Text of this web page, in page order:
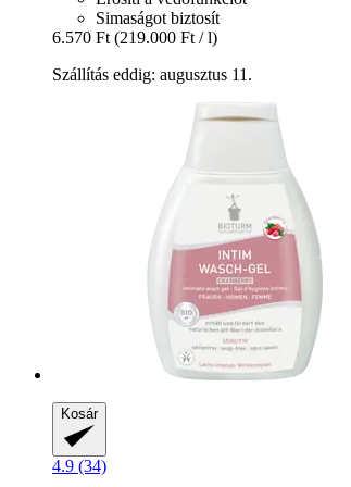
Simaságot biztosít
6.570 Ft (219.000 Ft / l)
Szállítás eddig: augusztus 11.
Kosár
4.9 (34)